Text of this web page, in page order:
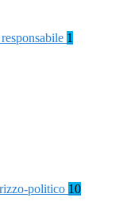
1
politico 10